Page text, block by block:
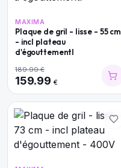
MAXIMA
Plaque de gril - lisse - 55 cm
- incl plateau
d'égouttementl
189.99€
159.99 €